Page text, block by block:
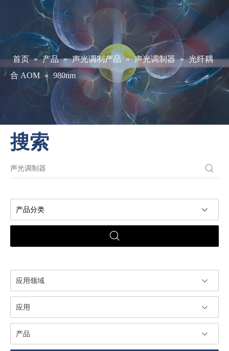
首页 » 产品 » 声光调制产品 » 声光调制器 » 光纤耦
合 AOM » 980nm
搜索
产品分类
应用领域
应用
产品